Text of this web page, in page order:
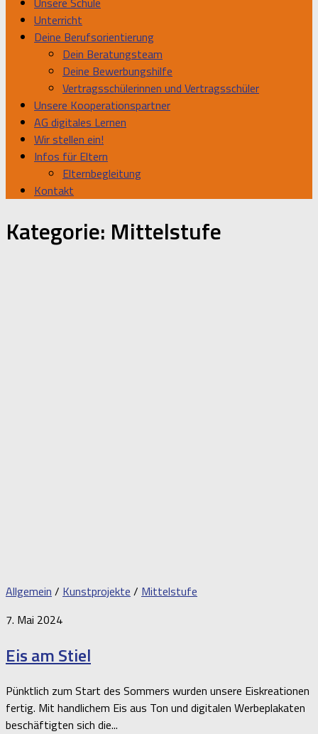
Unterricht
Deine Berufsorientierung
Dein Beratungsteam
Deine Bewerbungshilfe
Vertragsschülerinnen und Vertragsschüler
Unsere Kooperationspartner
AG digitales Lernen
Wir stellen ein!
Infos für Eltern
Elternbegleitung
Kontakt
Kategorie: Mittelstufe
Allgemein / Kunstprojekte / Mittelstufe
7. Mai 2024
Eis am Stiel
Pünktlich zum Start des Sommers wurden unsere Eiskreationen
fertig. Mit handlichem Eis aus Ton und digitalen Werbeplakaten
beschäftigten sich die...